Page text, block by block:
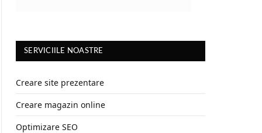
SERVICIILE NOASTRE
Creare site prezentare
Creare magazin online
Optimizare SEO